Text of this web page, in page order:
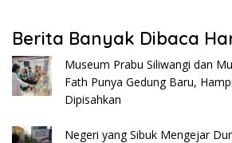
Berita Banyak Dibaca
Museum Prabu Siliwangi dan
Fath Punya Gedung Baru,
Dipisahkan
Negeri yang Sibuk Mengejar